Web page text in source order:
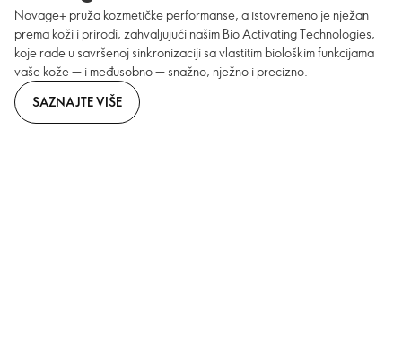
Novage+ pruža kozmetičke performanse, a istovremeno je nježan
prema koži i prirodi, zahvaljujući našim Bio Activating Technologies,
koje rade u savršenoj sinkronizaciji sa vlastitim biološkim funkcijama
vaše kože — i međusobno — snažno, nježno i precizno.
SAZNAJTE VIŠE